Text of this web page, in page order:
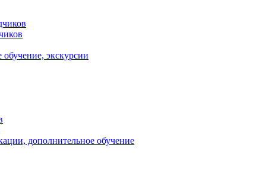
обучение, экскурсии
дополнительное обучение